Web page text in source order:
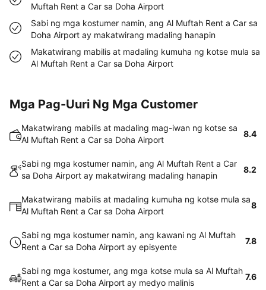
Muftah Rent a Car sa Doha Airport
Sabi ng mga kostumer namin, ang Al Muftah Rent a Car sa
Doha Airport ay makatwirang madaling hanapin
Makatwirang mabilis at madaling kumuha ng kotse mula sa
Al Muftah Rent a Car sa Doha Airport
Mga Pag-Uuri Ng Mga Customer
Makatwirang mabilis at madaling mag-iwan ng kotse sa
Al Muftah Rent a Car sa Doha Airport
8.4
Sabi ng mga kostumer namin, ang Al Muftah Rent a Car
sa Doha Airport ay makatwirang madaling hanapin
8.2
Makatwirang mabilis at madaling kumuha ng kotse mula sa
Al Muftah Rent a Car sa Doha Airport
8
Sabi ng mga kostumer namin, ang kawani ng Al Muftah
Rent a Car sa Doha Airport ay episyente
7.8
Sabi ng mga kostumer, ang mga kotse mula sa Al Muftah
Rent a Car sa Doha Airport ay medyo malinis
7.6